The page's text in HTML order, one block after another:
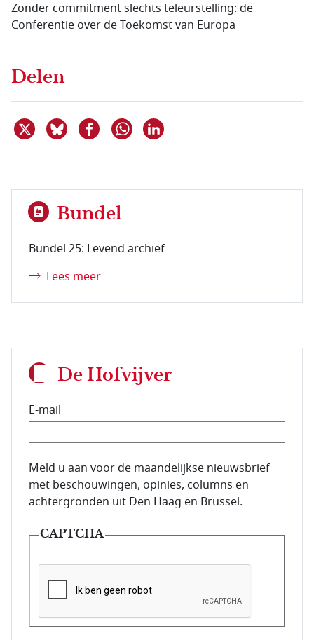
Zonder commitment slechts teleurstelling: de
Conferentie over de Toekomst van Europa
Delen
Deel dit item op X
Deel dit item op Bluesky
Deel dit item op Facebook
Delen via WhatsApp
Bundel
Bundel 25: Levend archief
Lees meer
De Hofvijver
E-mail
E-mailadres van de abonnee.
Meld u aan voor de maandelijkse nieuwsbrief
met beschouwingen, opinies, columns en
achtergronden uit Den Haag en Brussel.
CAPTCHA
Deze vraag is om te controleren dat u een mens